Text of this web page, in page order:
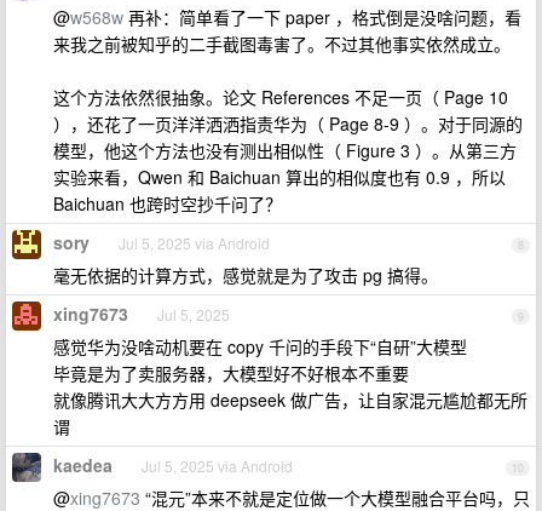
@w568w 再补：简单看了一下 paper ，格式倒是没啥问题，看
来我之前被知乎的二手截图毒害了。不过其他事实依然成立。
这个方法依然很抽象。论文 References 不足一页（ Page 10
），还花了一页洋洋洒洒指责华为（ Page 8-9 ）。对于同源的
模型，他这个方法也没有测出相似性（ Figure 3 ）。从第三方
实验来看，Qwen 和 Baichuan 算出的相似度也有 0.9 ，所以
Baichuan 也跨时空抄千问了？
8
sory Jul 5, 2025 via Android
毫无依据的计算方式，感觉就是为了攻击 pg 搞得。
9
xing7673 Jul 5, 2025
感觉华为没啥动机要在 copy 千问的手段下“自研”大模型
毕竟是为了卖服务器，大模型好不好根本不重要
就像腾讯大大方方用 deepseek 做广告，让自家混元尴尬都无所
谓
10
kaedea Jul 5, 2025 via Android
@xing7673 “混元”本来不就是定位做一个大模型融合平台吗，只